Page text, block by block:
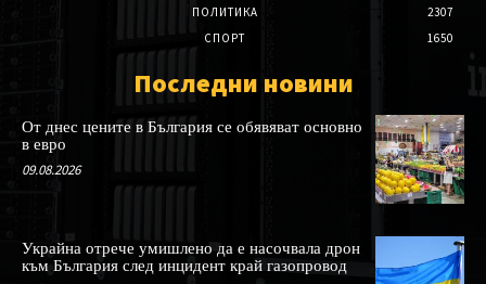
ПОЛИТИКА
2307
СПОРТ
1650
Последни новини
От днес цените в България се обявяват основно
в евро
09.08.2026
Украйна отрече умишлено да е насочвала дрон
към България след инцидент край газопровод